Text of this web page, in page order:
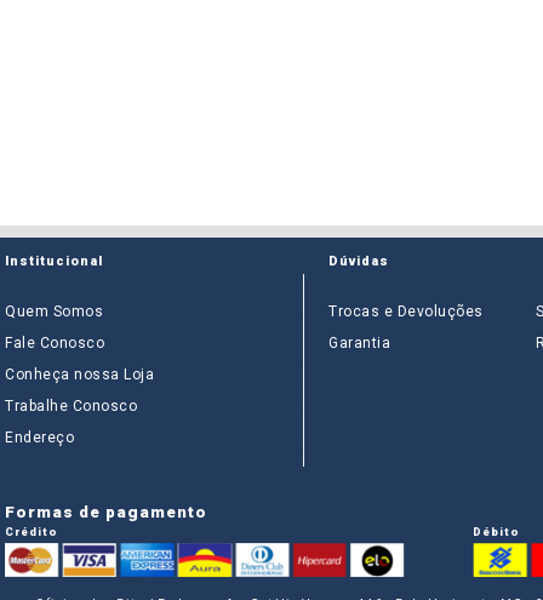
Institucional
Quem Somos
Fale Conosco
Conheça nossa Loja
Trabalhe Conosco
Endereço
Dúvidas
Trocas e Devoluções
Garantia
Formas de pagamento
Crédito Débito